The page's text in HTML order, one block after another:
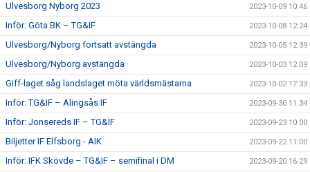
Ulvesborg Nyborg 2023 2023-10-09 10:46
Inför: Göta BK – TG&IF 2023-10-08 12:24
Ulvesborg/Nyborg fortsatt avstängda 2023-10-05 12:39
Ulvesborg/Nyborg avstängda 2023-10-03 12:09
Giff-laget såg landslaget möta världsmästarna 2023-10-02 17:33
Inför: TG&IF – Alingsås IF 2023-09-30 11:34
Inför: Jonsereds IF – TG&IF 2023-09-23 10:00
Biljetter IF Elfsborg - AIK 2023-09-22 11:00
Inför: IFK Skövde – TG&IF – semifinal i DM 2023-09-20 16:29